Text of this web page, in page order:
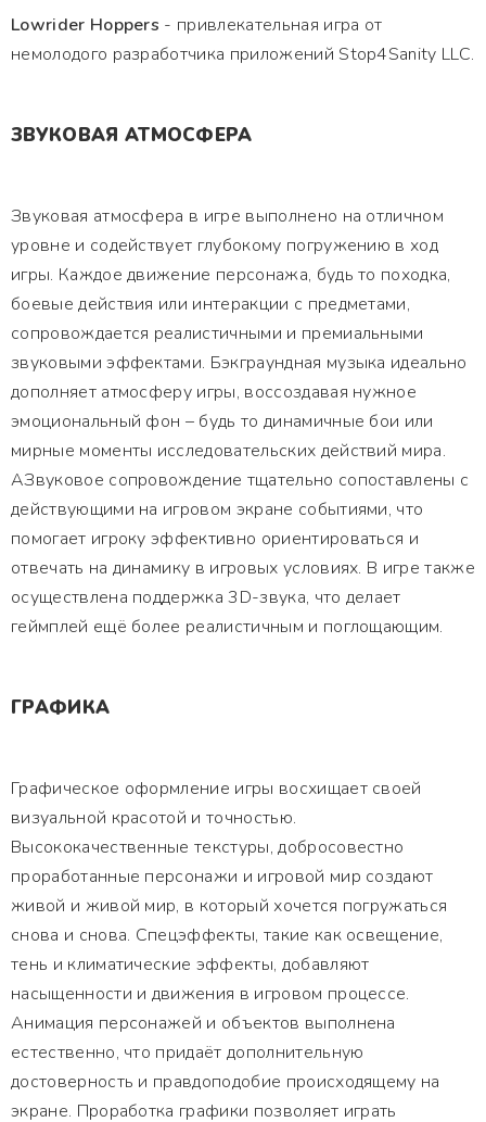
Lowrider Hoppers - привлекательная игра от
немолодого разработчика приложений Stop4Sanity LLC.
ЗВУКОВАЯ АТМОСФЕРА
Звуковая атмосфера в игре выполнено на отличном
уровне и содействует глубокому погружению в ход
игры. Каждое движение персонажа, будь то походка,
боевые действия или интеракции с предметами,
сопровождается реалистичными и премиальными
звуковыми эффектами. Бэкграундная музыка идеально
дополняет атмосферу игры, воссоздавая нужное
эмоциональный фон – будь то динамичные бои или
мирные моменты исследовательских действий мира.
АЗвуковое сопровождение тщательно сопоставлены с
действующими на игровом экране событиями, что
помогает игроку эффективно ориентироваться и
отвечать на динамику в игровых условиях. В игре также
осуществлена поддержка 3D-звука, что делает
геймплей ещё более реалистичным и поглощающим.
ГРАФИКА
Графическое оформление игры восхищает своей
визуальной красотой и точностью.
Высококачественные текстуры, добросовестно
проработанные персонажи и игровой мир создают
живой и живой мир, в который хочется погружаться
снова и снова. Спецэффекты, такие как освещение,
тень и климатические эффекты, добавляют
насыщенности и движения в игровом процессе.
Анимация персонажей и объектов выполнена
естественно, что придаёт дополнительную
достоверность и правдоподобие происходящему на
экране. Проработка графики позволяет играть